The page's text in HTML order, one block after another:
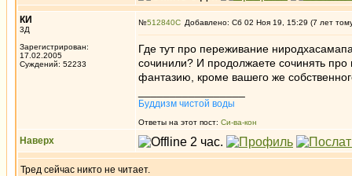
КИ
3Д
Зарегистрирован:
17.02.2005
Суждений: 52233
№512840 Добавлено: Сб 02 Ноя 19, 15:29 (7 лет
Где тут про переживание
сочинили? И продолжаете сочинять
фантазию, кроме вашего же
Буддизм чистой воды
Ответы на этот пост: Си-ва-кон
Наверх
Тред сейчас никто не читает.